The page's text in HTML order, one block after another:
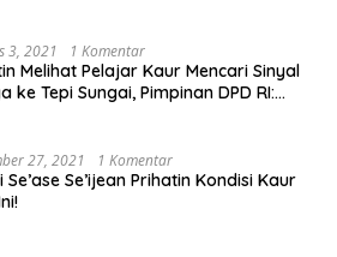
3, 2021 1 Komentar
Melihat Pelajar Kaur Mencari Sinyal
ke Tepi Sungai, Pimpinan DPD RI:
27, 2021 1 Komentar
Se’ase Se’ijean Prihatin Kondisi Kaur